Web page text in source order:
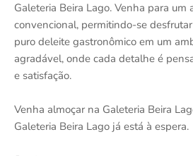
Galeteria Beira Lago. Venha para um
convencional, permitindo-se
puro deleite gastronômico em um
agradável, onde cada detalhe é
e satisfação.
Venha almoçar na Galeteria Beira
Galeteria Beira Lago já está à espera.